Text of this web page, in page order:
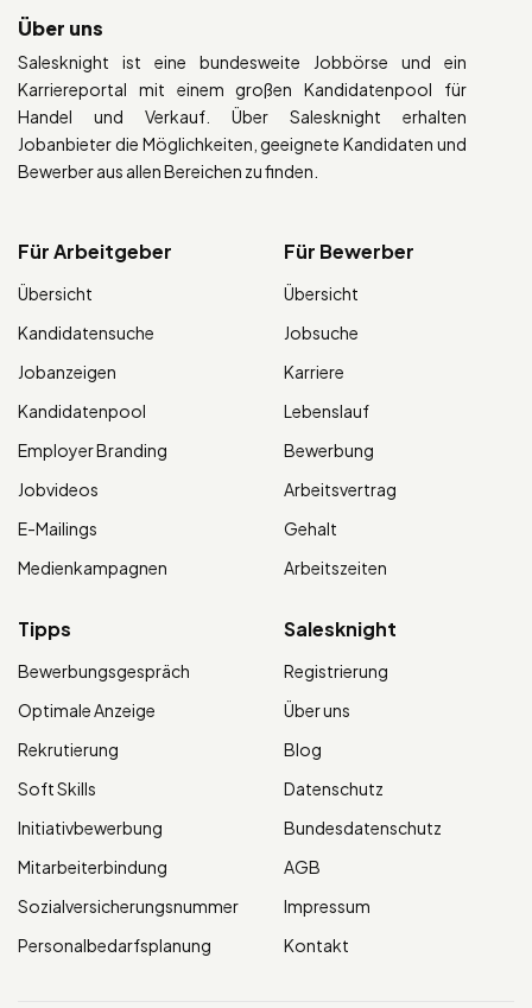
Über uns
Salesknight ist eine bundesweite Jobbörse und ein
Karriereportal mit einem großen Kandidatenpool für
Handel und Verkauf. Über Salesknight erhalten
Jobanbieter die Möglichkeiten, geeignete Kandidaten und
Bewerber aus allen Bereichen zu finden.
Für Arbeitgeber
Übersicht
Kandidatensuche
Jobanzeigen
Kandidatenpool
Employer Branding
Jobvideos
E-Mailings
Medienkampagnen
Für Bewerber
Übersicht
Jobsuche
Karriere
Lebenslauf
Bewerbung
Arbeitsvertrag
Gehalt
Arbeitszeiten
Tipps
Bewerbungsgespräch
Optimale Anzeige
Rekrutierung
Soft Skills
Initiativbewerbung
Mitarbeiterbindung
Sozialversicherungsnummer
Personalbedarfsplanung
Salesknight
Registrierung
Über uns
Blog
Datenschutz
Bundesdatenschutz
AGB
Impressum
Kontakt